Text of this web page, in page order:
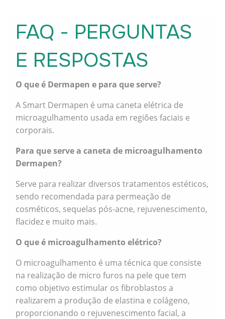
FAQ - PERGUNTAS
E RESPOSTAS
O que é Dermapen e para que serve?
A Smart Dermapen é uma caneta elétrica de
microagulhamento usada em regiões faciais e
corporais.
Para que serve a caneta de microagulhamento
Dermapen?
Serve para realizar diversos tratamentos estéticos,
sendo recomendada para permeação de
cosméticos, sequelas pós-acne, rejuvenescimento,
flacidez e muito mais.
O que é microagulhamento elétrico?
O microagulhamento é uma técnica que consiste
na realização de micro furos na pele que tem
como objetivo estimular os fibroblastos a
realizarem a produção de elastina e colágeno,
proporcionando o rejuvenescimento facial, a